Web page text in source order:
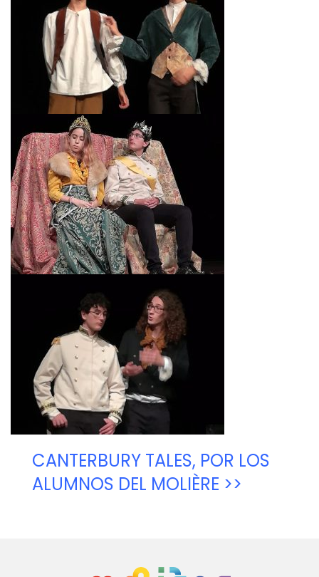
CANTERBURY TALES, POR LOS
ALUMNOS DEL MOLIÈRE >>